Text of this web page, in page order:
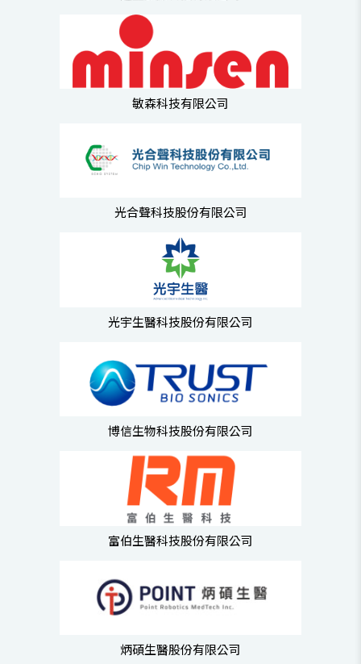
敏森科技有限公司
光合聲科技股份有限公司
光宇生醫科技股份有限公司
博信生物科技股份有限公司
富伯生醫科技股份有限公司
炳碩生醫股份有限公司